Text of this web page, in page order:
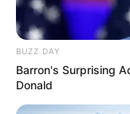
BUZZ DAY
Barron's Surprising
Donald